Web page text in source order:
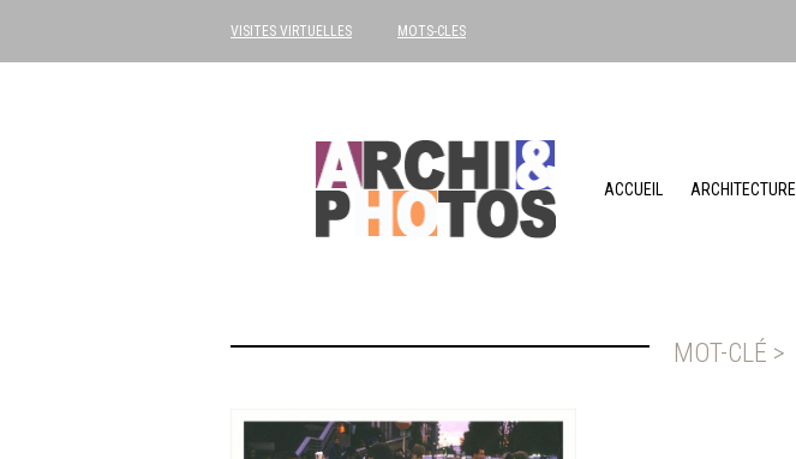
VISITES VIRTUELLES MOTS-CLES
ACCUEIL ARCHITECTURE
MOT-CLÉ >